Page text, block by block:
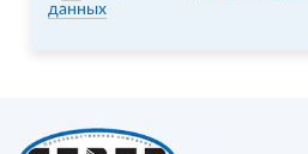
данных